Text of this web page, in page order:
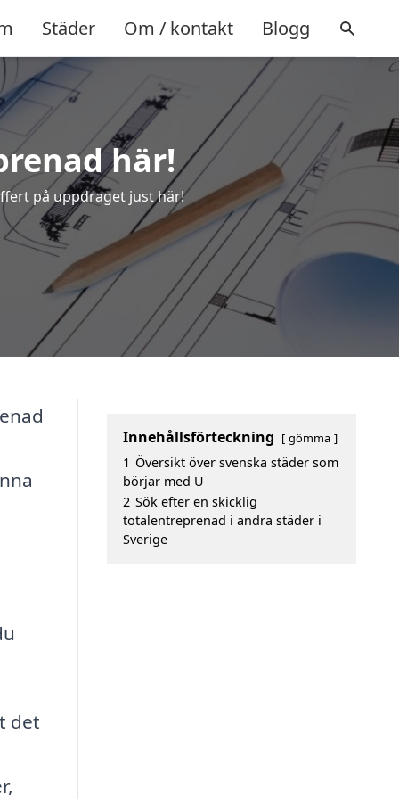
Städer Om / kontakt Blogg
här!
på uppdraget just här!
det
Innehållsförteckning gömma
1 Översikt över svenska städer som
börjar med U
2 Sök efter en skicklig
totalentreprenad i andra städer i
Sverige